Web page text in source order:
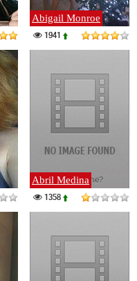
Abigail Monroe
1941
Abril Medina
1358